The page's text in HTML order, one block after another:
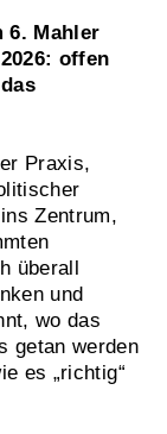
6. Mahler
offen
Praxis,
Zentrum,
überall
und
wo das
getan werden
es „richtig“